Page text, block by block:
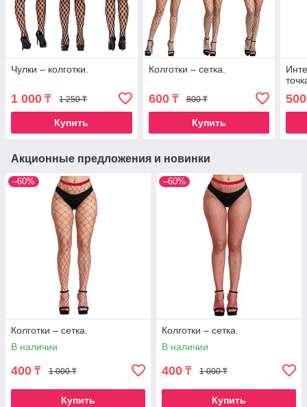
Чулки – колготки.
1 000 ₸ 1 250 ₸
Купить
Колготки – сетка.
600₸ 800 ₸
Купить
500
Акционные предложения и новинки
–60%
Колготки – сетка.
В наличии
400 ₸ 1 000 ₸
Купить
–60%
Колготки – сетка.
В наличии
400 ₸ 1 000 ₸
Купить